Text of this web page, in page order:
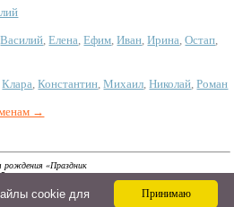
,Василий ,Елена ,Ефим ,Иван ,Ирина ,Остап
,Клара ,Константин ,Михаил ,Николай ,Роман
→
рождения «Праздник
материалы! При
активная ссылка на сайт
Принимаю
cookie для